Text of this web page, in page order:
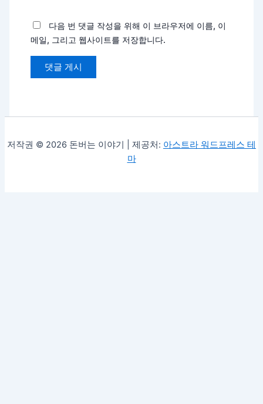
다음 번 댓글 작성을 위해 이 브라우저에 이름, 이
메일, 그리고 웹사이트를 저장합니다.
저작권 © 2026 돈버는 이야기 | 제공처: 아스트라 워드프레스 테
마